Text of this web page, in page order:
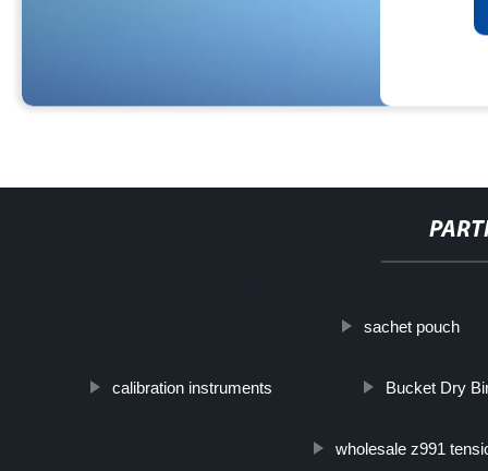
sachet pouch
calibration instruments Bucket Dry
wholesale z991